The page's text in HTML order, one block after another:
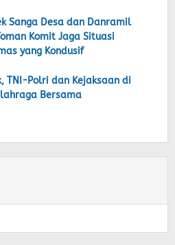
Terpadu
Sanga Desa dan Danramil
Komit Jaga Situasi
yang Kondusif
TNI-Polri dan Kejaksaan di
Bersama